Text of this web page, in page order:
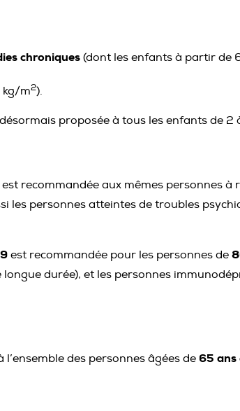
chroniques(dont les enfants à partir de
kg/m2).
proposée à tous les enfants de 2
est recommandée aux mêmes personnes à
les personnes atteintes de troubles
est recommandée pour les personnes de
longue durée), et les personnes
des personnes âgées de 65 ans